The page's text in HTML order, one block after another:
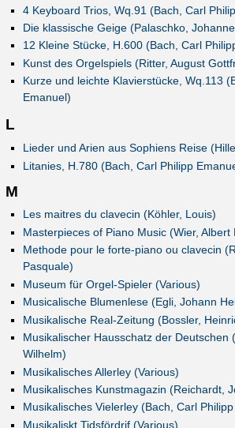
4 Keyboard Trios, Wq.91 (Bach, Carl
Die klassische Geige (Palaschko,
12 Kleine Stücke, H.600 (Bach, Carl
Kunst des Orgelspiels (Ritter, August
Kurze und leichte Klavierstücke, Wq.113
Emanuel)
L
Lieder und Arien aus Sophiens Reise
Litanies, H.780 (Bach, Carl Philipp
M
Les maitres du clavecin (Köhler, Louis)
Masterpieces of Piano Music (Wier, Albert
Methode pour le forte-piano ou clavecin
Pasquale)
Museum für Orgel-Spieler (Various)
Musicalische Blumenlese (Egli, Johann
Musikalische Real-Zeitung (Bossler,
Musikalischer Hausschatz der Deutschen
Wilhelm)
Musikalisches Allerley (Various)
Musikalisches Kunstmagazin (Reichardt,
Musikalisches Vielerley (Bach, Carl
Musikaliskt Tidsfördrif (Various)